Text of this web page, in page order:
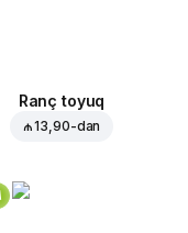
Ranç toyuq
₼ 13,90-dan